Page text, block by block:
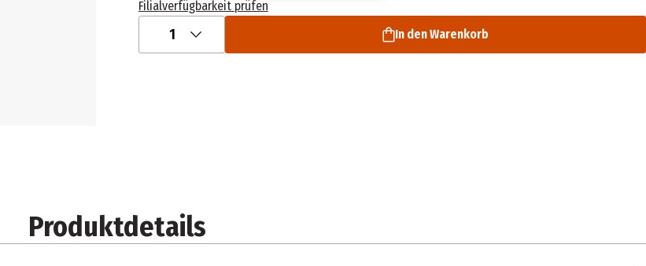
Filialverfügbarkeit prüfen
1 In den Warenkorb
Produktdetails